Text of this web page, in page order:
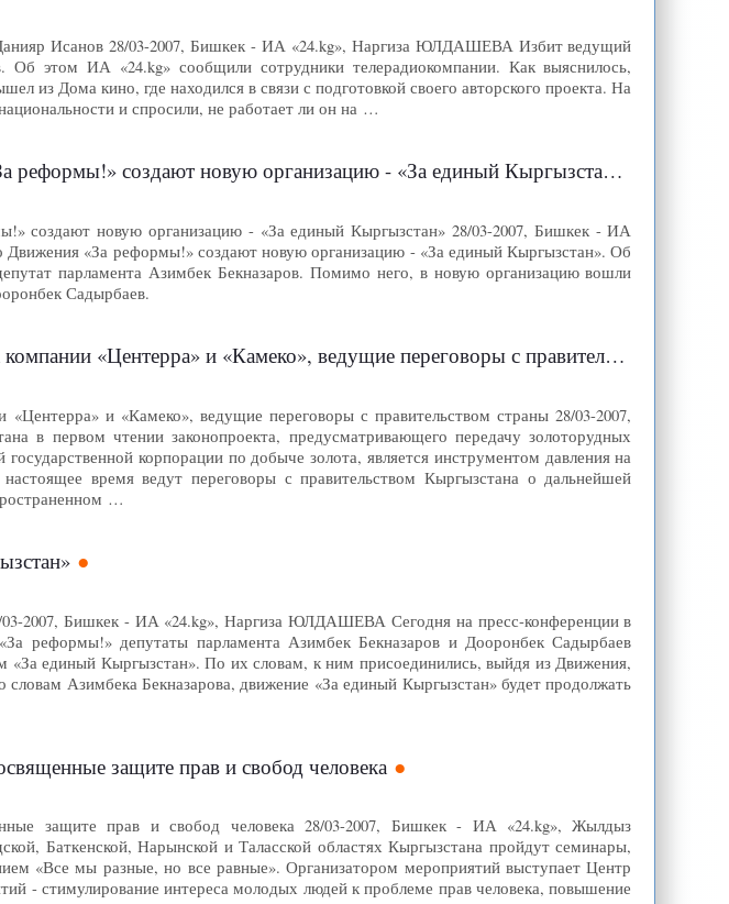
Исанов 28/03-2007, Бишкек - ИА «24.kg», Наргиза ЮЛДАШЕВА Избит ведущий
этом ИА «24.kg» сообщили сотрудники телерадиокомпании. Как выяснилось,
из Дома кино, где находился в связи с подготовкой своего авторского проекта. На
и спросили, не работает ли он на …
создают новую организацию - «За единый Кыргызстан»
создают новую организацию - «За единый Кыргызстан» 28/03-2007, Бишкек - ИА
«За реформы!» создают новую организацию - «За единый Кыргызстан». Об
парламента Азимбек Бекназаров. Помимо него, в новую организацию вошли
Садырбаев.
«Центерра» и «Камеко», ведущие переговоры с правительством страны
и «Камеко», ведущие переговоры с правительством страны 28/03-2007,
в первом чтении законопроекта, предусматривающего передачу золоторудных
корпорации по добыче золота, является инструментом давления на
время ведут переговоры с правительством Кыргызстана о дальнейшей
…
2007, Бишкек - ИА «24.kg», Наргиза ЮЛДАШЕВА Сегодня на пресс-конференции в
реформы!» депутаты парламента Азимбек Бекназаров и Дооронбек Садырбаев
единый Кыргызстан». По их словам, к ним присоединились, выйдя из Движения,
Азимбека Бекназарова, движение «За единый Кыргызстан» будет продолжать
защите прав и свобод человека
защите прав и свобод человека 28/03-2007, Бишкек - ИА «24.kg», Жылдыз
Баткенской, Нарынской и Таласской областях Кыргызстана пройдут семинары,
«Все мы разные, но все равные». Организатором мероприятий выступает Центр
- стимулирование интереса молодых людей к проблеме прав человека, повышение